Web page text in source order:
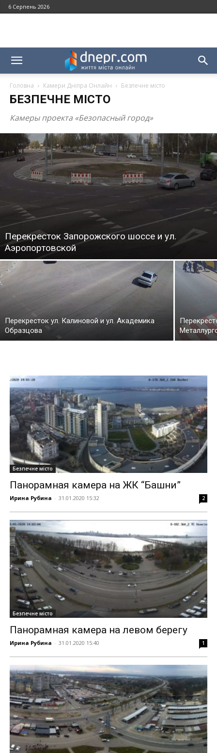
6 Серпень 2026
Головна Камери Дніпра Онлайн Безпечне місто
БЕЗПЕЧНЕ МІСТО
Камеры проекта «Безопасный город»
Перекресток Запорожского шоссе и ул.
Аэропортовской
Перекресток ул. Калиновой и ул. Академика
Образцова
Безпечне місто
Панорамная камера на ЖК “Башни”
Ирина Рубина - 31.01.2020 15:32 2
Безпечне місто
Панорамная камера на левом берегу
Ирина Рубина - 31.01.2020 15:40 1